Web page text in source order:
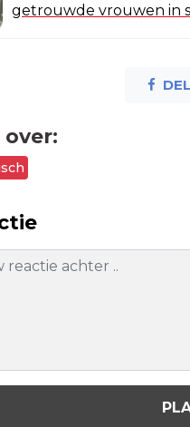
getrouwde vrouwen in
over: